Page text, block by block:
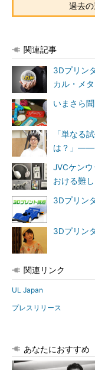
過去
関連記事
3Dプリン
カル・メ
いまさら
「単なる
は？」――
JVCケン
おける難
3Dプリン
3Dプリン
関連リンク
UL Japan
プレスリリース
あなたにおすすめ